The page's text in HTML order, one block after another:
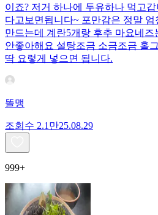
이죠? 저거 하나에 두유하나 먹고
다고보면됩니다~ 포만감은 정말
만드는데 계란5개랑 후추 마요네즈
안좋아해요 설탕조금 소금조금 홀
딱 요렇게 넣으면 됩니다.
똘맹
조회수 2.1만25.08.29
999+